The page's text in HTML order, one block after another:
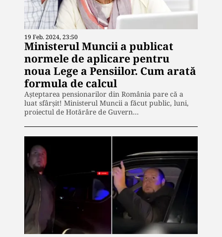
19 Feb. 2024, 23:50
Ministerul Muncii a publicat
normele de aplicare pentru
noua Lege a Pensiilor. Cum arată
formula de calcul
Așteptarea pensionarilor din România pare că a
luat sfârșit! Ministerul Muncii a făcut public, luni,
proiectul de Hotărâre de Guvern…